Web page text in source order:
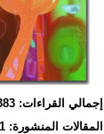
إجمالي القراءات: 168,383
المقالات المنشورة: 41